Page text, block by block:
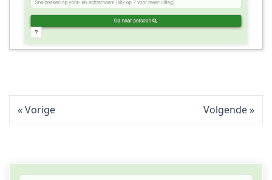
Vorige Volgende